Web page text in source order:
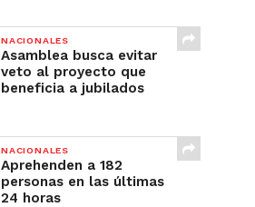
NACIONALES
Asamblea busca evitar
veto al proyecto que
beneficia a jubilados
NACIONALES
Aprehenden a 182
personas en las últimas
24 horas